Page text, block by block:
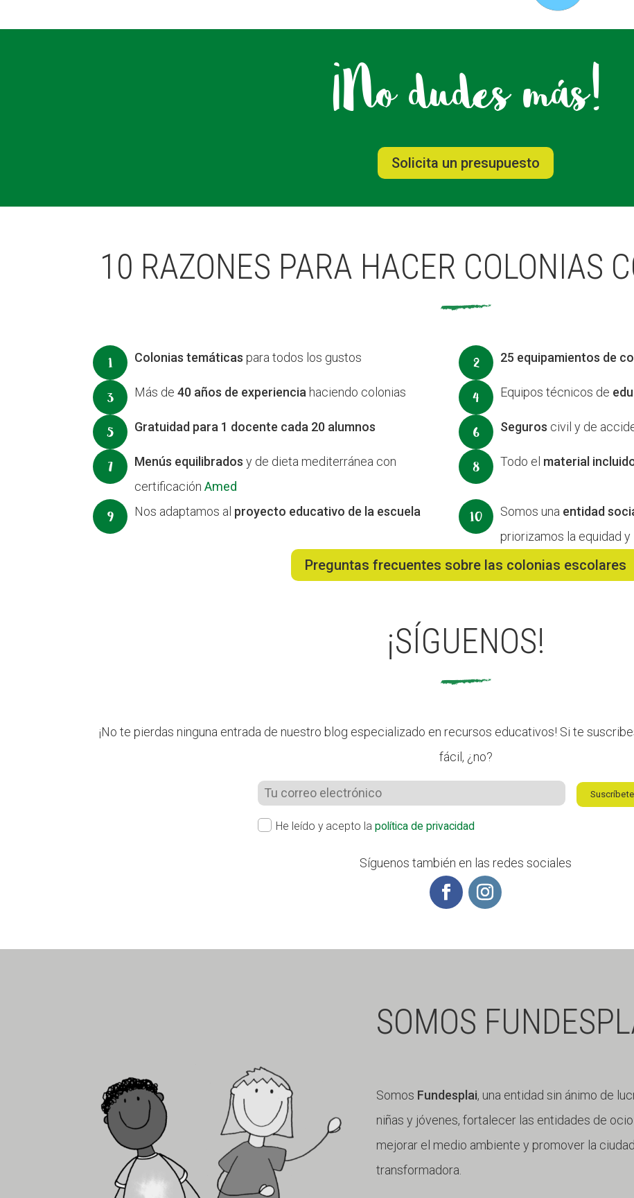
¡No dudes más!
Solicita un presupuesto
10 RAZONES PARA HACER COLONIAS
Colonias temáticas para todos los gustos 25 equipamientos de
Más de40 años de experiencia haciendo colonias Equipos técnicos de
Gratuidad para 1 docente cada 20 alumnos Seguros civil y de
Menús equilibrados y de dieta mediterránea con
certificaciónAmed
Todo el material
Nos adaptamos al proyecto educativo de la escuela Somos una entidad
priorizamos la equidad
Preguntas frecuentes sobre las colonias escolares
¡SÍGUENOS!
¡No te pierdas ninguna entrada de nuestro blog especializado en recursos educativos! Si te
fácil, ¿no?
He leído y acepto la política de privacidad
Suscríbete
Síguenos también en las redes sociales
SOMOS
Somos Fundesplai, una entidad sin ánimo de
niñas y jóvenes, fortalecer las entidades de
mejorar el medio ambiente y promover la
transformadora.